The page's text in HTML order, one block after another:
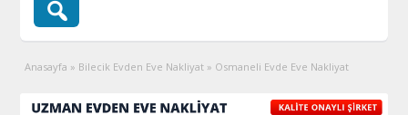
Anasayfa » Bilecik Evden Eve Nakliyat » Osmaneli Evde Eve Nakliyat